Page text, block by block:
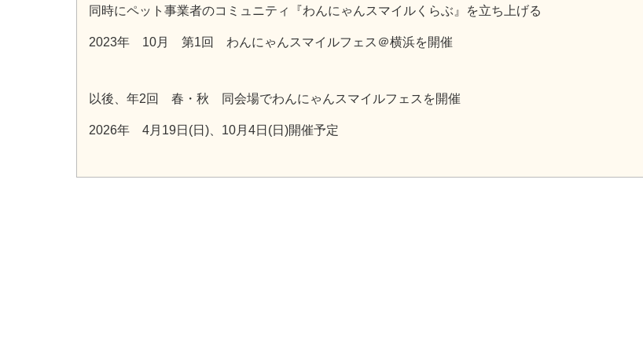
同時にペット事業者のコミュニティ『わんにゃんスマイルくらぶ』を立ち上げる
2023年 10月 第1回 わんにゃんスマイルフェス＠横浜を開催
以後、年2回 春・秋 同会場でわんにゃんスマイルフェスを開催
2026年 4月19日(日)、10月4日(日)開催予定